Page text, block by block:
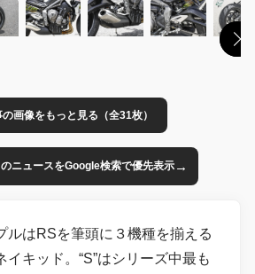
画像をもっと見る（全31枚）
ニュースをGoogle検索で優先表示→
ルはRSを筆頭に３機種を揃える
イキッド。“S”はシリーズ中最も